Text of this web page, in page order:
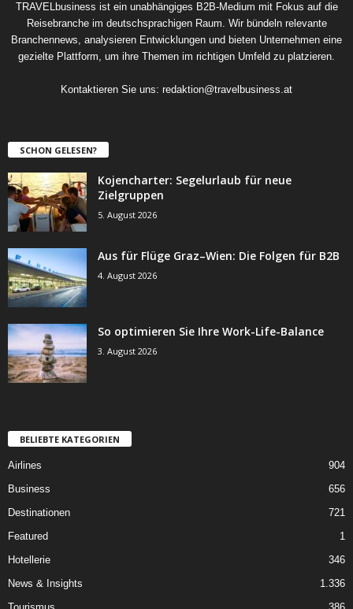
TRAVELbusiness ist ein unabhängiges B2B-Medium mit Fokus auf die
Reisebranche im deutschsprachigen Raum. Wir bündeln relevante
Branchennews, analysieren Entwicklungen und bieten Unternehmen eine
gezielte Plattform, um ihre Themen im richtigen Umfeld zu platzieren.
Kontaktieren Sie uns: redaktion@travelbusiness.at
SCHON GELESEN?
Kojencharter: Segelurlaub für neue
Zielgruppen
5. August 2026
Aus für Flüge Graz–Wien: Die Folgen für B2B
4. August 2026
So optimieren Sie Ihre Work-Life-Balance
3. August 2026
BELIEBTE KATEGORIEN
Airlines
904
Business
656
Destinationen
721
Featured
1
Hotellerie
346
News & Insights
1.336